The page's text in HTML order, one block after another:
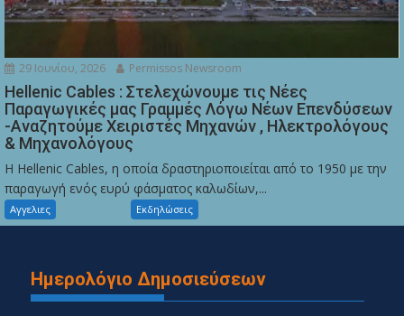
29 Ιουνίου, 2026 Permissos Newsroom
Hellenic Cables : Στελεχώνουμε τις Νέες
Παραγωγικές μας Γραμμές Λόγω Νέων Επενδύσεων
-Αναζητούμε Χειριστές Μηχανών , Ηλεκτρολόγους
& Μηχανολόγους
Η Hellenic Cables, η οποία δραστηριοποιείται από το 1950 με την
παραγωγή ενός ευρύ φάσματος καλωδίων,...
Αγγελιες Εκδηλώσεις
Ημερολόγιο Δημοσιεύσεων